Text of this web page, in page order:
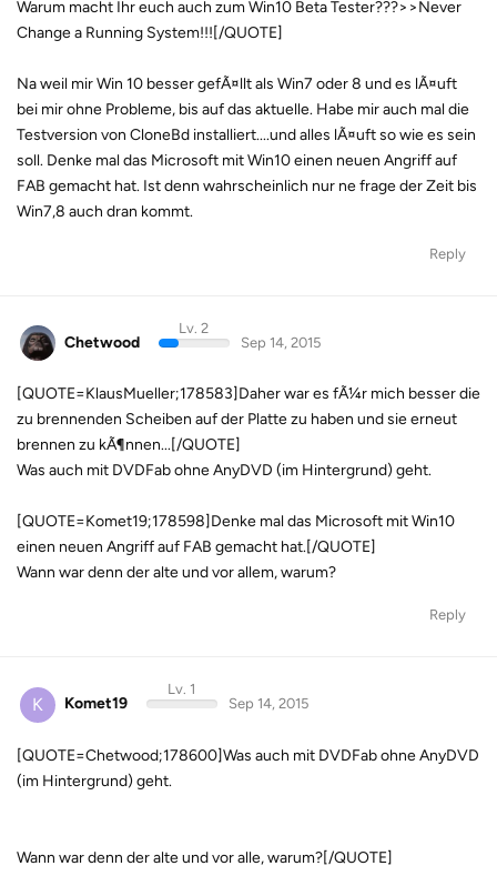
Warum macht Ihr euch auch zum Win10 Beta Tester???>>Never
Change a Running System!!![/QUOTE]
Na weil mir Win 10 besser gefÃ¤llt als Win7 oder 8 und es lÃ¤uft
bei mir ohne Probleme, bis auf das aktuelle. Habe mir auch mal die
Testversion von CloneBd installiert....und alles lÃ¤uft so wie es sein
soll. Denke mal das Microsoft mit Win10 einen neuen Angriff auf
FAB gemacht hat. Ist denn wahrscheinlich nur ne frage der Zeit bis
Win7,8 auch dran kommt.
Reply
Chetwood
Lv. 2
Sep 14, 2015
[QUOTE=KlausMueller;178583]Daher war es fÃ¼r mich besser die
zu brennenden Scheiben auf der Platte zu haben und sie erneut
brennen zu kÃ¶nnen...[/QUOTE]
Was auch mit DVDFab ohne AnyDVD (im Hintergrund) geht.
[QUOTE=Komet19;178598]Denke mal das Microsoft mit Win10
einen neuen Angriff auf FAB gemacht hat.[/QUOTE]
Wann war denn der alte und vor allem, warum?
Reply
K Komet19
Lv. 1
Sep 14, 2015
[QUOTE=Chetwood;178600]Was auch mit DVDFab ohne AnyDVD
(im Hintergrund) geht.
Wann war denn der alte und vor alle, warum?[/QUOTE]